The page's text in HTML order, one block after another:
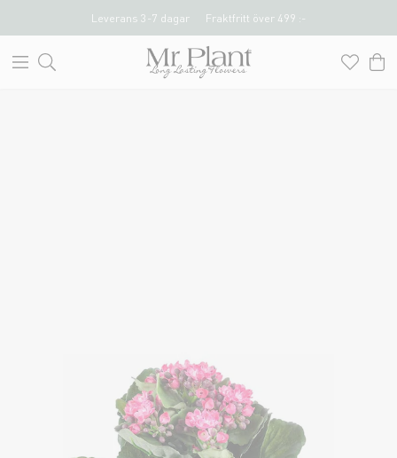
Leverans 3-7 dagar Fraktfritt över 499 :-